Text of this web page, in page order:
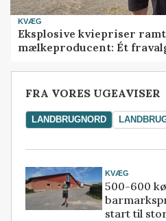
KVÆG
Eksplosive kviepriser
mælkeproducent: Ét
FRA VORES UGEAVISER
LANDBRUGNORD
KVÆG
500-600
start til